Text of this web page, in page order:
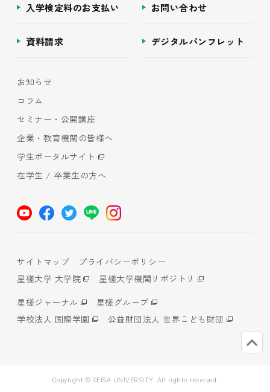
入学検定料のお支払い お問い合わせ
資料請求 デジタルパンフレット
お知らせ
コラム
セミナー・公開講座
企業・教育機関の皆様へ
学生ポータルサイト
在学生 / 卒業生の方へ
サイトマップ
プライバシーポリシー
星槎大学 大学院
星槎大学機関リポジトリ
星槎ジャーナル
星槎グループ
学校法人 国際学園
公益財団法人 世界こども財団
Copyright © SEISA UNIVERSITY. All rights reserved.